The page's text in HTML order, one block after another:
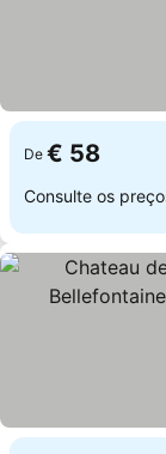
De € 58
Consulte os